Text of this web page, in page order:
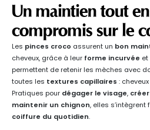
Un maintien tout
compromis sur le
Les pinces croco assurent un bon
cheveux, grâce à leur forme incurvée et
permettent de retenir les mèches avec
toutes les textures capillaires :
Pratiques pour dégager le visage,
maintenir un chignon, elles
coiffure du quotidien.